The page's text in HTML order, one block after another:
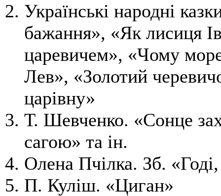
Українські народні
бажання», «Як лисиця
царевичем», «Чому
Лев», «Золотий
царівну»
Т. Шевченко. «Сонце
сагою» та ін.
Олена Пчілка. Зб.
П. Куліш. «Циган»